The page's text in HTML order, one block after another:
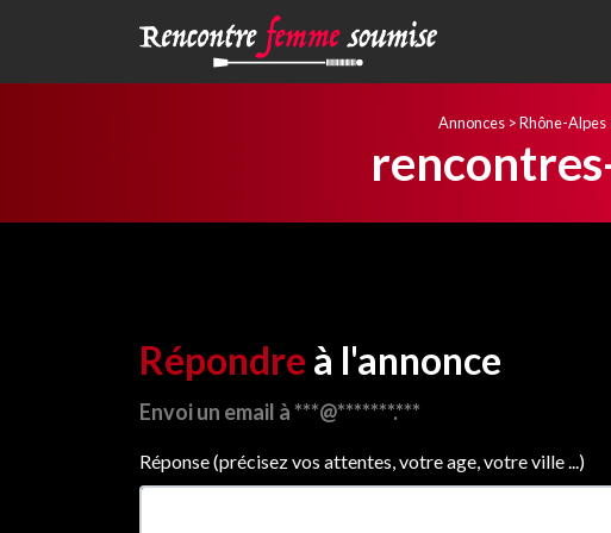
Annonces >Rhône-Alpes
Répondre à l'annonce
Envoi un email à ***@*******.***
Réponse (précisez vos attentes, votre age, votre ville ...)